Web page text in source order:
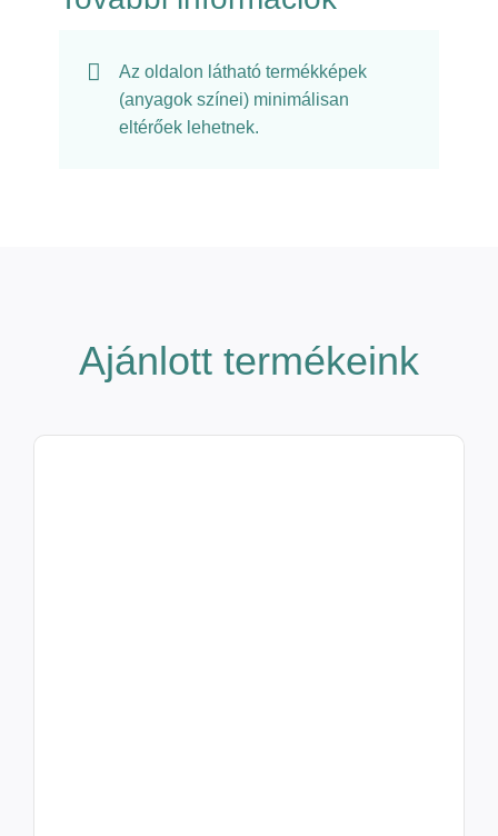
Az oldalon látható termékképek
(anyagok színei) minimálisan
eltérőek lehetnek.
Ajánlott termékeink